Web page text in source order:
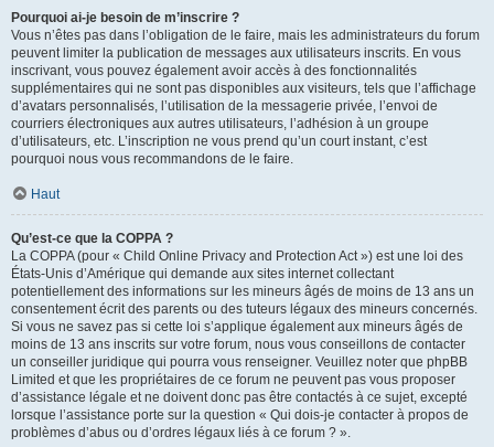
Pourquoi ai-je besoin de m’inscrire ?
Vous n’êtes pas dans l’obligation de le faire, mais les administrateurs du forum
peuvent limiter la publication de messages aux utilisateurs inscrits. En vous
inscrivant, vous pouvez également avoir accès à des fonctionnalités
supplémentaires qui ne sont pas disponibles aux visiteurs, tels que l’affichage
d’avatars personnalisés, l’utilisation de la messagerie privée, l’envoi de
courriers électroniques aux autres utilisateurs, l’adhésion à un groupe
d’utilisateurs, etc. L’inscription ne vous prend qu’un court instant, c’est
pourquoi nous vous recommandons de le faire.
Haut
Qu’est-ce que la COPPA ?
La COPPA (pour « Child Online Privacy and Protection Act ») est une loi des
États-Unis d’Amérique qui demande aux sites internet collectant
potentiellement des informations sur les mineurs âgés de moins de 13 ans un
consentement écrit des parents ou des tuteurs légaux des mineurs concernés.
Si vous ne savez pas si cette loi s’applique également aux mineurs âgés de
moins de 13 ans inscrits sur votre forum, nous vous conseillons de contacter
un conseiller juridique qui pourra vous renseigner. Veuillez noter que phpBB
Limited et que les propriétaires de ce forum ne peuvent pas vous proposer
d’assistance légale et ne doivent donc pas être contactés à ce sujet, excepté
lorsque l’assistance porte sur la question « Qui dois-je contacter à propos de
problèmes d’abus ou d’ordres légaux liés à ce forum ? ».